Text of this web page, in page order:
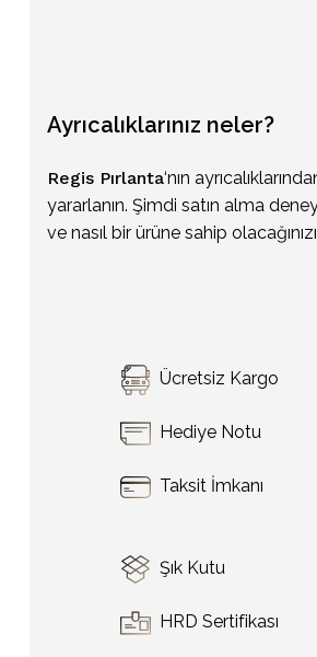
Sepetinizde ürün
Go To Shop
Ayrıcalıklarınız neler?
Regis Pırlanta‘nın
yararlanın. Şimdi satın alma
ve nasıl bir ürüne sahip
Ücretsiz Kargo
Hediye Notu
Taksit İmkanı
Şık Kutu
HRD Sertifikası